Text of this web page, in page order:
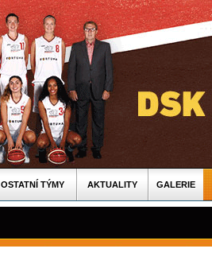
OSTATNÍ TÝMY AKTUALITY GALERIE